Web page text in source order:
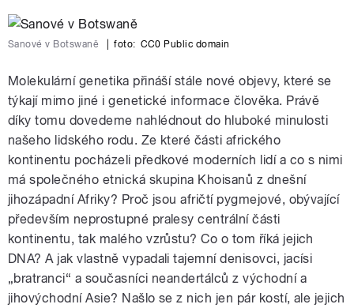
Sanové v Botswaně foto: CC0 Public domain
Molekulární genetika přináší stále nové objevy, které se
týkají mimo jiné i genetické informace člověka. Právě
díky tomu dovedeme nahlédnout do hluboké minulosti
našeho lidského rodu. Ze které části afrického
kontinentu pocházeli předkové moderních lidí a co s nimi
má společného etnická skupina Khoisanů z dnešní
jihozápadní Afriky? Proč jsou afričtí pygmejové, obývající
především neprostupné pralesy centrální části
kontinentu, tak malého vzrůstu? Co o tom říká jejich
DNA? A jak vlastně vypadali tajemní denisovci, jacísi
„bratranci“ a současníci neandertálců z východní a
jihovýchodní Asie? Našlo se z nich jen pár kostí, ale jejich